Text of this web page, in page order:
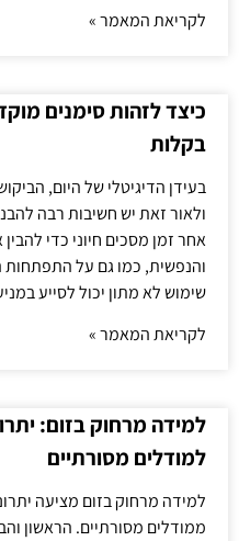
לקריאת המאמר »
כיצד לזהות סימנים
בקלות
בעידן הדיגיטלי של היום,
ולאור זאת יש חשיבות רבה
אחר זמן מסכים חיוני כדי
והנפשית, כמו גם על התפתחות
שימוש לא מתון יכול לסייע
לקריאת המאמר »
למידה מרחוק בזום:
למודלים מסורתיים
למידה מרחוק בזום מציעה
ממודלים מסורתיים. הראשון